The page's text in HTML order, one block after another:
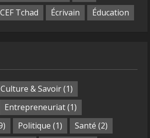
Tchad Écrivain Éducation
Culture & Savoir(1)
Entrepreneuriat(1)
Politique (1) Santé (2)